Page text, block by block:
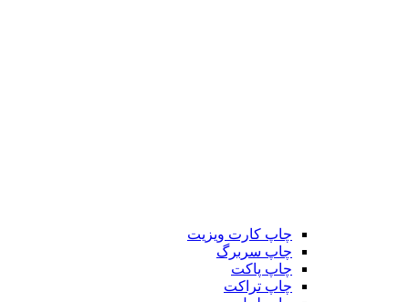
چاپ کارت ویزیت
چاپ سربرگ
چاپ پاکت
چاپ تراکت